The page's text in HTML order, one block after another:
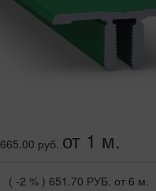
665.00 руб. от 1 м.
( -2 % ) 651.70 РУБ. от 6 м.